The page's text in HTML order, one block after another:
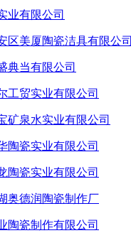
业有限公司
区美厦陶瓷洁具有限公司
典当有限公司
工贸实业有限公司
矿泉水实业有限公司
陶瓷实业有限公司
陶瓷实业有限公司
奥德润陶瓷制作厂
陶瓷制作有限公司